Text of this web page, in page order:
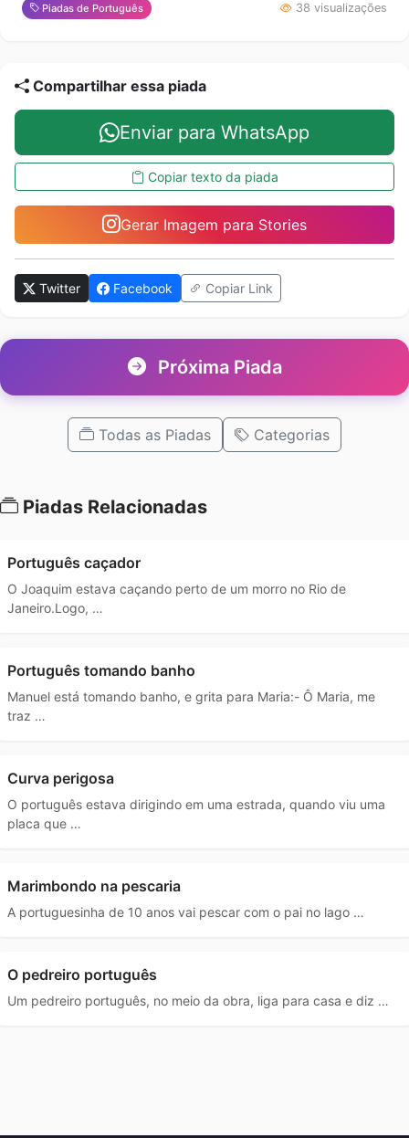
Piadas de Português 38 visualizações
Compartilhar essa piada
Enviar para WhatsApp
Copiar texto da piada
Gerar Imagem para Stories
Twitter Facebook Copiar Link
Próxima Piada
Todas as Piadas Categorias
Piadas Relacionadas
Português caçador
O Joaquim estava caçando perto de um morro no Rio de
Janeiro.Logo, …
Português tomando banho
Manuel está tomando banho, e grita para Maria:- Ô Maria, me
traz …
Curva perigosa
O português estava dirigindo em uma estrada, quando viu uma
placa que …
Marimbondo na pescaria
A portuguesinha de 10 anos vai pescar com o pai no lago …
O pedreiro português
Um pedreiro português, no meio da obra, liga para casa e diz …